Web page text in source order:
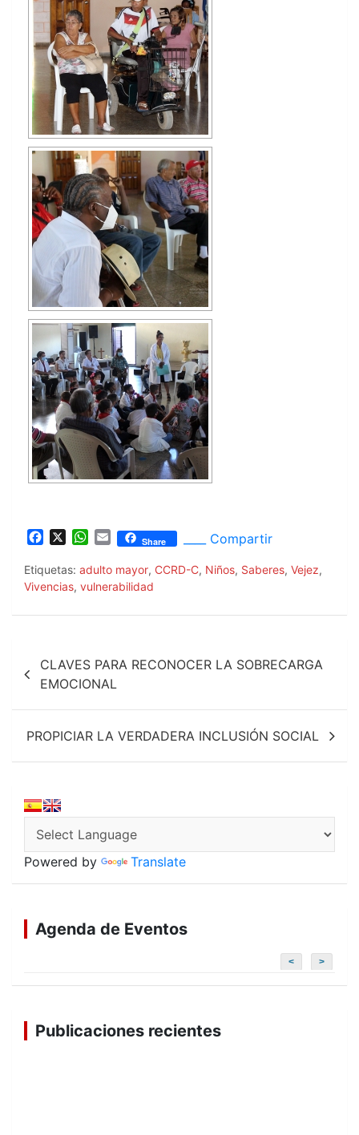
c
e
o
W
a
t
A
E
a
i
Share ____ Compartir
Etiquetas: adulto mayor, CCRD-C, Niños, Saberes, Vejez,
Vivencias, vulnerabilidad
Navegación
de
entradas
CLAVES PARA RECONOCER LA SOBRECARGA
EMOCIONAL
PROPICIAR LA VERDADERA INCLUSIÓN SOCIAL
Powered by Translate
Agenda de Eventos
< >
Publicaciones recientes